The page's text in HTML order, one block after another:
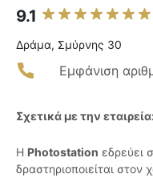
9.1
Δράμα, Σμύρνης 30
Εμφάνιση
Σχετικά με την
Η Photostation εδρεύει
δραστηριοποιείται